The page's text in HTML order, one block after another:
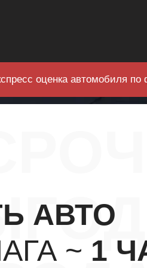
оценка автомобиля
АВТО
~ 1